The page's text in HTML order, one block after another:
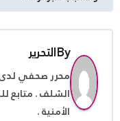
Byالتحرير
محرر صحفي لدى
الشلف . متابع
الأمنية .